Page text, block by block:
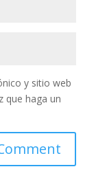
y sitio web
que haga un